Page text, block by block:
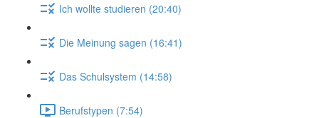
Ich wollte studieren (20:40)
Die Meinung sagen (16:41)
Das Schulsystem (14:58)
Berufstypen (7:54)